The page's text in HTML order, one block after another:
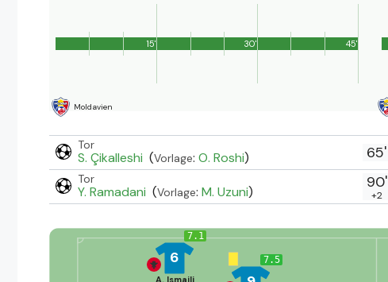
Moldavien
45'
15' 30'
Tor
S. Çikalleshi (Vorlage: O. Roshi) 65'
Tor
Y. Ramadani (Vorlage: M. Uzuni)
90'
+2
7.1
6
A. Ismajli
7.5